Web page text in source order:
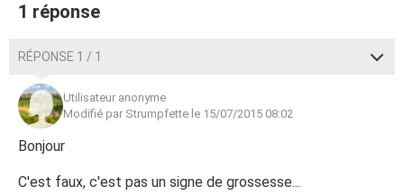
1 réponse
RÉPONSE 1 / 1
Utilisateur anonyme
Modifié par Strumpfette le 15/07/2015 08:02
Bonjour
C'est faux, c'est pas un signe de grossesse...